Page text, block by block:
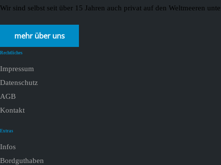
Wir sind selbst seit über 15 Jahren auch privat auf den Weltmeeren
mehr über uns
Rechtliches
Impressum
Datenschutz
AGB
Kontakt
Extras
Infos
Bordguthaben